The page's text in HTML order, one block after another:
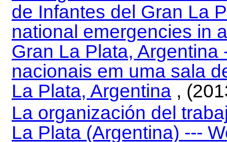
de Infantes del Gran La
national emergencies in
Gran La Plata,
nacionais em uma sala
La Plata, Argentina ,
La organización del
La Plata (Argentina) ---